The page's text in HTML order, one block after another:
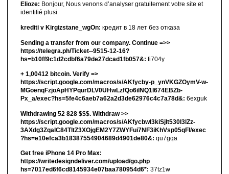
Elioze: Bonjour, Nous venons d’analyser gratuitement votre site et
identifié plusi
krediti v Kirgizstane_wgOn: кредит в 18 лет без отказа
Sending a transfer from our company. Continue =>>
https://telegra.ph/Ticket--9515-12-16?
hs=b10ff9c1d2cdbf6a79de27dcad1fb057&: fi704y
+ 1,00412 bitсоin. Verify =>
https://script.google.com/macros/s/AKfycby-p_ynVKGZOymV-w-
MGoenqFzjoApHYPqurDLV0UHwLzfQo6ilNQ1l674EBZb-
Px_a/exec?hs=5fe4c6aeb7a62a2d3de62976c4c7a78d&: 6exguk
Withdrawing 52 828 $$$. Withdrаw >>
https://script.google.com/macros/s/AKfycbwl3kiSjlt530I3lZz-
3AXdg3ZqalC84TltZ3XOjgEM2Y7ZWYFui7NF3iKhVsp05qFl/exec
?hs=e10efca3b18387554904689d4901de80&: qu7gqa
Get free iPhone 14 Pro Max:
https://writedesigndeliver.com/upload/go.php
hs=7017ed6f6cd8145934e07baa780954d6*: 37tz1w